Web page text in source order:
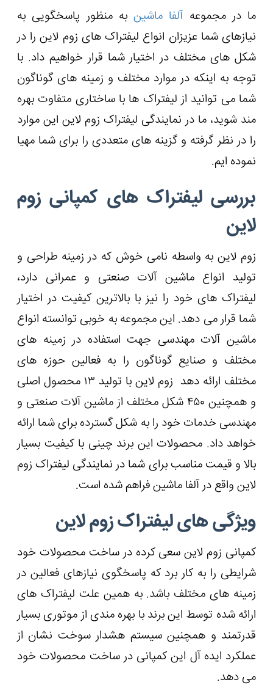
ما در مجموعه آلفا ماشین به منظور پاسخگویی به
نیازهای شما عزیزان انواع لیفتراک های زوم لاین را در
شکل ‌های مختلف در اختیار شما قرار خواهیم داد. با
توجه به اینکه در موارد مختلف و زمینه ‌های گوناگون
شما می توانید از لیفتراک ها با ساختاری متفاوت بهره
مند شوید، ما در نمایندگی لیفتراک زوم لاین این موارد
را در نظر گرفته و گزینه های متعددی را برای شما مهیا
نموده ایم.
بررسی لیفتراک های کمپانی زوم
لاین
زوم لاین به واسطه نامی خوش که در زمینه طراحی و
تولید انواع ماشین آلات صنعتی و عمرانی دارد،
لیفتراک های خود را نیز با بالاترین کیفیت در اختیار
شما قرار می دهد. این مجموعه به خوبی توانسته انواع
ماشین آلات مهندسی جهت استفاده در زمینه های
مختلف و صنایع گوناگون را به فعالین حوزه های
مختلف ارائه دهد زوم لاین با تولید ۱۳ محصول اصلی
و همچنین ۴۵۰ شکل مختلف از ماشین آلات صنعتی و
مهندسی خدمات خود را به شکل گسترده برای شما ارائه
خواهد داد. محصولات این برند چینی با کیفیت بسیار
بالا و قیمت مناسب برای شما در نمایندگی لیفتراک زوم
لاین واقع در آلفا ماشین فراهم شده است.
ویژگی های لیفتراک زوم لاین
کمپانی زوم لاین سعی کرده در ساخت محصولات خود
شرایطی را به کار برد که پاسخگوی نیازهای فعالین در
زمینه های مختلف باشد. به همین علت لیفتراک های
ارائه شده توسط این برند با بهره‌ مندی از موتوری بسیار
قدرتمند و همچنین سیستم هشدار سوخت نشان از
عملکرد ایده ‌آل این کمپانی در ساخت محصولات خود
می دهد.